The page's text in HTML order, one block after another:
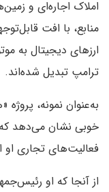
املاک اجاره‌ای و
منابع، با افت
ارزهای دیجیتال به
ترامپ تبدیل شده‌اند.
به‌عنوان نمونه،
خوبی نشان می‌دهد که
فعالیت‌های تجاری
از آنجا که او